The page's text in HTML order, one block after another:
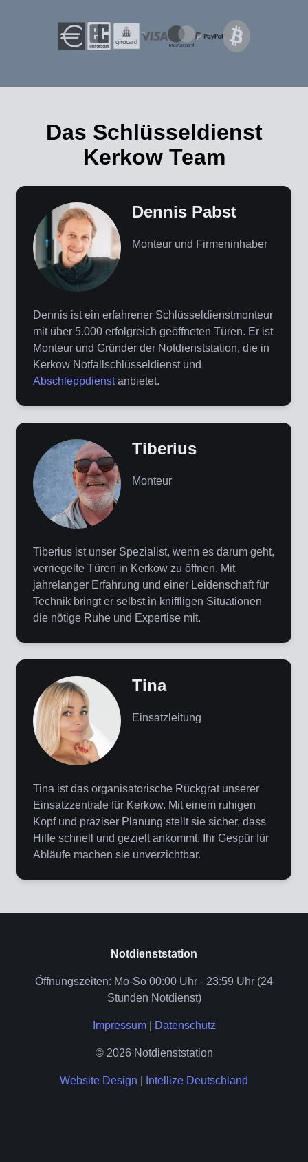
Das Schlüsseldienst
Kerkow Team
Dennis Pabst
Monteur und Firmeninhaber
Dennis ist ein erfahrener Schlüsseldienstmonteur
mit über 5.000 erfolgreich geöffneten Türen. Er ist
Monteur und Gründer der Notdienststation, die in
Kerkow Notfallschlüsseldienst und
Abschleppdienstanbietet.
Tiberius
Monteur
Tiberius ist unser Spezialist, wenn es darum geht,
verriegelte Türen in Kerkow zu öffnen. Mit
jahrelanger Erfahrung und einer Leidenschaft für
Technik bringt er selbst in kniffligen Situationen
die nötige Ruhe und Expertise mit.
Tina
Einsatzleitung
Tina ist das organisatorische Rückgrat unserer
Einsatzzentrale für Kerkow. Mit einem ruhigen
Kopf und präziser Planung stellt sie sicher, dass
Hilfe schnell und gezielt ankommt. Ihr Gespür für
Abläufe machen sie unverzichtbar.
Notdienststation
Öffnungszeiten: Mo-So 00:00 Uhr - 23:59 Uhr (24
Stunden Notdienst)
Impressum| Datenschutz
© 2026 Notdienststation
Website Design Intellize Deutschland